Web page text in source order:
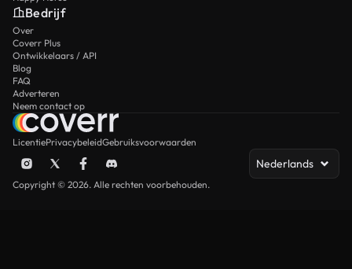
Bedrijf
Over
Coverr Plus
Ontwikkelaars / API
Blog
FAQ
Adverteren
Neem contact op
LicentiePrivacybeleidGebruiksvoorwaarden
Nederlands
Copyright © 2026. Alle rechten voorbehouden.